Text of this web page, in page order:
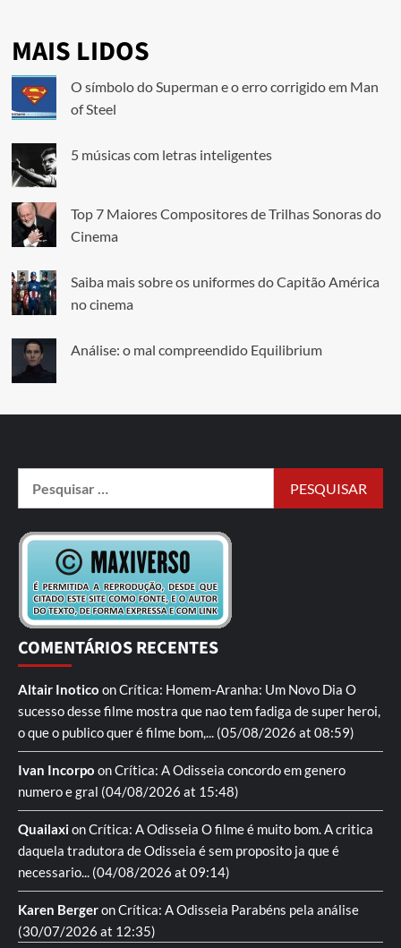
MAIS LIDOS
O símbolo do Superman e o erro corrigido em Man
of Steel
5 músicas com letras inteligentes
Top 7 Maiores Compositores de Trilhas Sonoras do
Cinema
Saiba mais sobre os uniformes do Capitão América
no cinema
Análise: o mal compreendido Equilibrium
COMENTÁRIOS RECENTES
Altair Inotico onCrítica: Homem-Aranha: Um Novo Dia O
sucesso desse filme mostra que nao tem fadiga de super heroi,
o que o publico quer é filme bom,... (05/08/2026 at 08:59)
Ivan Incorpo onCrítica: A Odisseia concordo em genero
numero e gral (04/08/2026 at 15:48)
QuailaxionCrítica: A Odisseia O filme é muito bom. A critica
daquela tradutora de Odisseia é sem proposito ja que é
necessario... (04/08/2026 at 09:14)
Karen BergeronCrítica: A Odisseia Parabéns pela análise
(30/07/2026 at 12:35)